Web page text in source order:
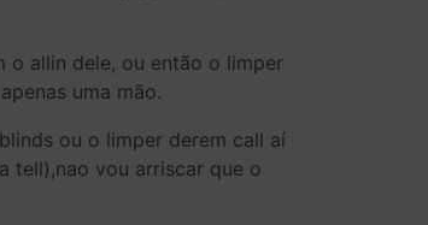
o allin dele, ou então o limper
uma mão.
ou o limper derem call aí
tell),nao vou arriscar que o